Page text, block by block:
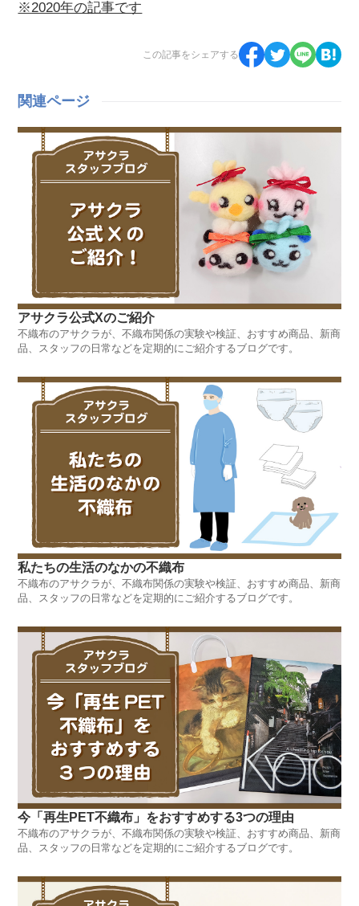
※2020年の記事です
この記事をシェアする
関連ページ
アサクラ公式Xのご紹介
不織布のアサクラが、不織布関係の実験や検証、おすすめ商品、新商
品、スタッフの日常などを定期的にご紹介するブログです。
私たちの生活のなかの不織布
不織布のアサクラが、不織布関係の実験や検証、おすすめ商品、新商
品、スタッフの日常などを定期的にご紹介するブログです。
今「再生PET不織布」をおすすめする3つの理由
不織布のアサクラが、不織布関係の実験や検証、おすすめ商品、新商
品、スタッフの日常などを定期的にご紹介するブログです。